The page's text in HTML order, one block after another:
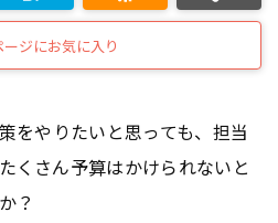
ージにお気に入り
をやりたいと思っても、担当
くさん予算はかけられないと
？